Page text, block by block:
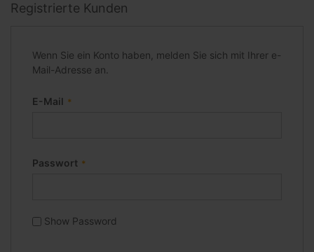
Registrierte Kunden
Wenn Sie ein Konto haben, melden Sie sich mit Ihrer e-
Mail-Adresse an.
E-Mail
Passwort
Show Password